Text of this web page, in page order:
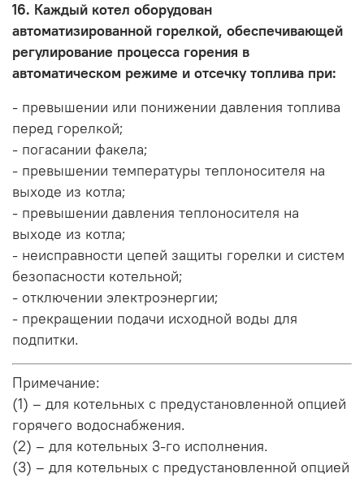
16. Каждый котел оборудован
автоматизированной горелкой, обеспечивающей
регулирование процесса горения в
автоматическом режиме и отсечку топлива при:
- превышении или понижении давления топлива
перед горелкой;
- погасании факела;
- превышении температуры теплоносителя на
выходе из котла;
- превышении давления теплоносителя на
выходе из котла;
- неисправности цепей защиты горелки и систем
безопасности котельной;
- отключении электроэнергии;
- прекращении подачи исходной воды для
подпитки.
Примечание:
(1) – для котельных с предустановленной опцией
горячего водоснабжения.
(2) – для котельных 3-го исполнения.
(3) – для котельных с предустановленной опцией